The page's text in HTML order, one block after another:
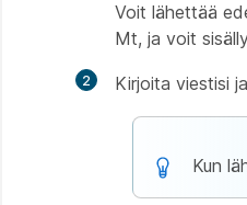
Voit lähettää
Mt, ja voit
2 Kirjoita viestisi
Kun